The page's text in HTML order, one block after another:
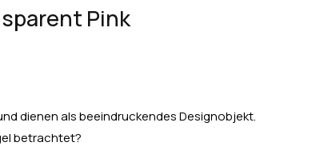
Pink
dienen als beeindruckendes Designobjekt.
betrachtet?